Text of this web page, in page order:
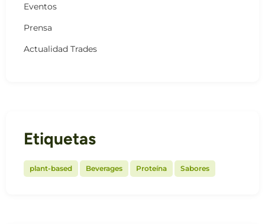
Eventos
Prensa
Actualidad Trades
Etiquetas
plant-based Beverages Proteína Sabores